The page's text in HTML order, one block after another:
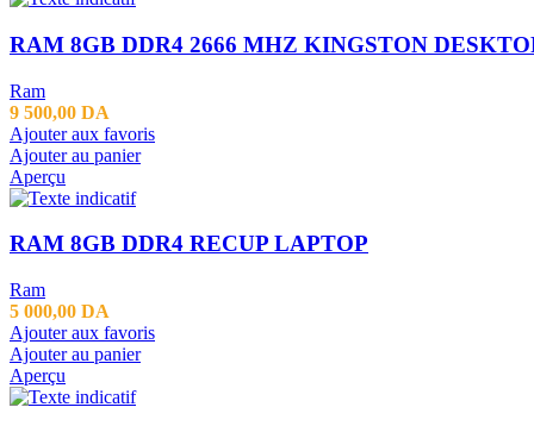
RAM 8GB DDR4 2666 MHZ KINGSTON
Ram
9 500,00 DA
Ajouter aux favoris
Ajouter au panier
Aperçu
RAM 8GB DDR4 RECUP LAPTOP
Ram
5 000,00 DA
Ajouter aux favoris
Ajouter au panier
Aperçu